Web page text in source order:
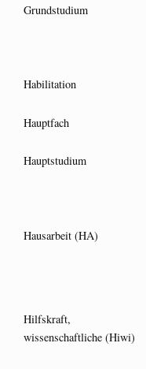
Grundstudium
Habilitation
Hauptfach
Hauptstudium
Hausarbeit (HA)
Hilfskraft,
wissenschaftliche (Hiwi)